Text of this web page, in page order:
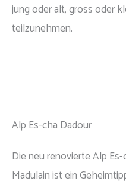
jung oder alt, gross oder
teilzunehmen.
Alp Es-cha Dadour
Die neu renovierte Alp
Madulain ist ein